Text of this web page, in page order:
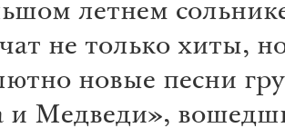
летнем
не только хиты,
новые песни
Медведи»,